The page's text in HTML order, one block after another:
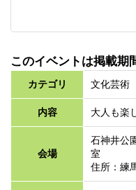
このイベントは掲載期
カテゴリ 文化芸術
内容 大人も楽
会場
石神井公
室
住所：練